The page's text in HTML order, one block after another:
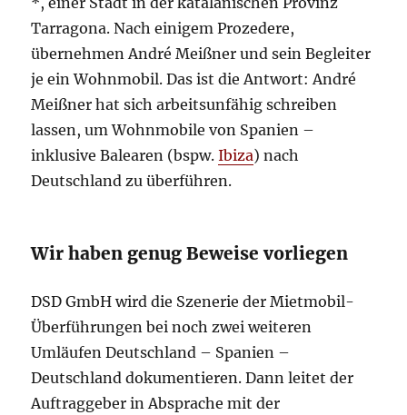
Tarragona. Nach einigem Prozedere,
übernehmen André Meißner und sein Begleiter
je ein Wohnmobil. Das ist die Antwort: André
Meißner hat sich arbeitsunfähig schreiben
lassen, um Wohnmobile von Spanien –
inklusive Balearen (bspw.Ibiza) nach
Deutschland zu überführen.
Wir haben genug Beweise vorliegen
DSD GmbH wird die Szenerie der Mietmobil-
Überführungen bei noch zwei weiteren
Umläufen Deutschland – Spanien –
Deutschland dokumentieren. Dann leitet der
Auftraggeber in Absprache mit der